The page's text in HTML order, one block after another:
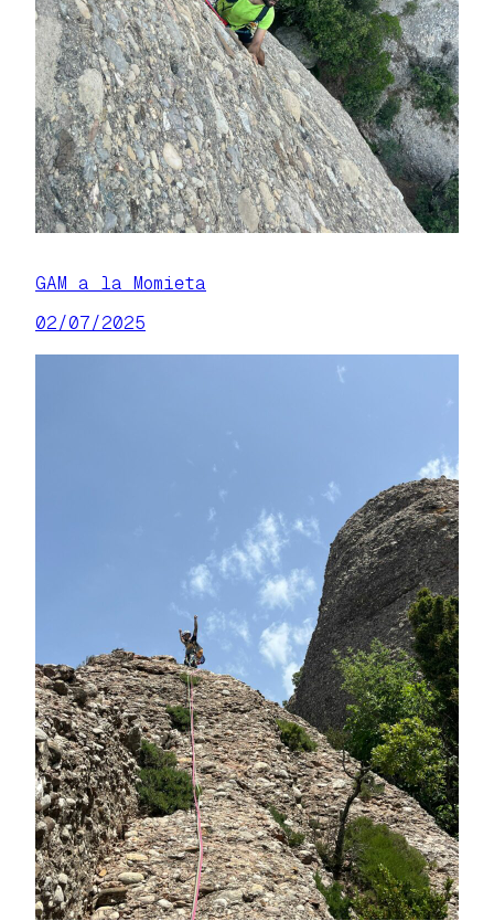
GAM a la Momieta
02/07/2025